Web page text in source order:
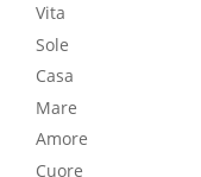
Vita
Sole
Casa
Mare
Amore
Cuore